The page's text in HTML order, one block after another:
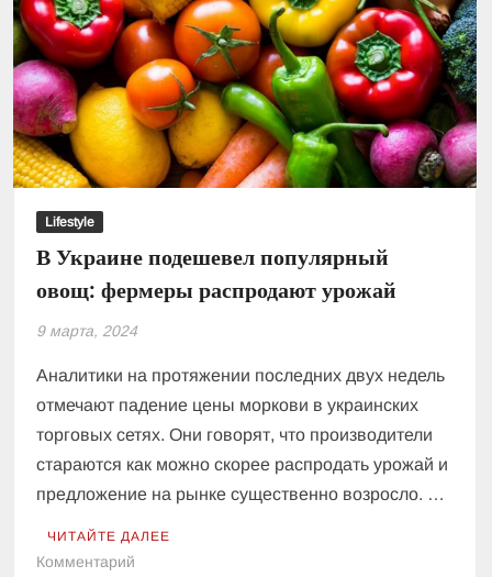
Lifestyle
В Украине подешевел популярный
овощ: фермеры распродают урожай
9 марта, 2024
Аналитики на протяжении последних двух недель
отмечают падение цены моркови в украинских
торговых сетях. Они говорят, что производители
стараются как можно скорее распродать урожай и
предложение на рынке существенно возросло. …
ЧИТАЙТЕ ДАЛЕЕ
Комментарий